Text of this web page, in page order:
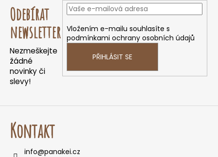
Odebírat
newsletter
Nezmeškejte
žádné
novinky či
slevy!
Vložením e-mailu souhlasíte s
podmínkami ochrany osobních údajů
PŘIHLÁSIT SE
Kontakt
info@panakei.cz